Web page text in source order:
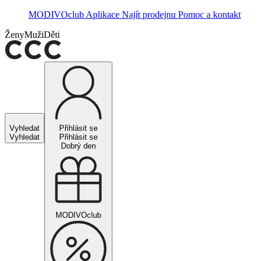
MODIVOclub Aplikace Najít prodejnu Pomoc a kontakt
ŽenyMužiDěti
Vyhledat
Vyhledat
Přihlásit se
Přihlásit se
Dobrý den
MODIVOclub